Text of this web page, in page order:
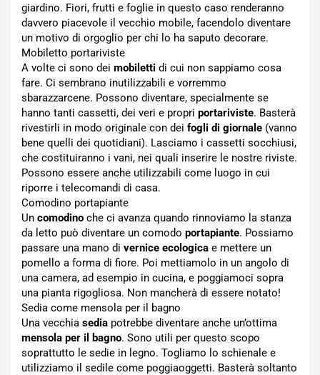
giardino. Fiori, frutti e foglie in questo caso renderanno
davvero piacevole il vecchio mobile, facendolo diventare
un motivo di orgoglio per chi lo ha saputo decorare.
Mobiletto portariviste
A volte ci sono dei mobiletti di cui non sappiamo cosa
fare. Ci sembrano inutilizzabili e vorremmo
sbarazzarcene. Possono diventare, specialmente se
hanno tanti cassetti, dei veri e propri portariviste. Basterà
rivestirli in modo originale con dei fogli di giornale (vanno
bene quelli dei quotidiani). Lasciamo i cassetti socchiusi,
che costituiranno i vani, nei quali inserire le nostre riviste.
Possono essere anche utilizzabili come luogo in cui
riporre i telecomandi di casa.
Comodino portapiante
Un comodino che ci avanza quando rinnoviamo la stanza
da letto può diventare un comodo portapiante. Possiamo
passare una mano di vernice ecologica e mettere un
pomello a forma di fiore. Poi mettiamolo in un angolo di
una camera, ad esempio in cucina, e poggiamoci sopra
una pianta rigogliosa. Non mancherà di essere notato!
Sedia come mensola per il bagno
Una vecchia sedia potrebbe diventare anche un’ottima
mensola per il bagno. Sono utili per questo scopo
soprattutto le sedie in legno. Togliamo lo schienale e
utilizziamo il sedile come poggiaoggetti. Basterà soltanto